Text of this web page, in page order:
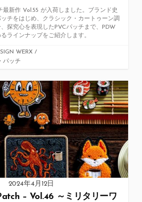
最新作 Vol.55 が入荷しました。ブランド史
チをはじめ、クラシック・カートゥーン調
探究心を表現したPVCパッチまで、PDW
ラインナップをご紹介します。
WERX /
パッチ
2024年4月12日
– Vol.46 ～ミリタリーワ